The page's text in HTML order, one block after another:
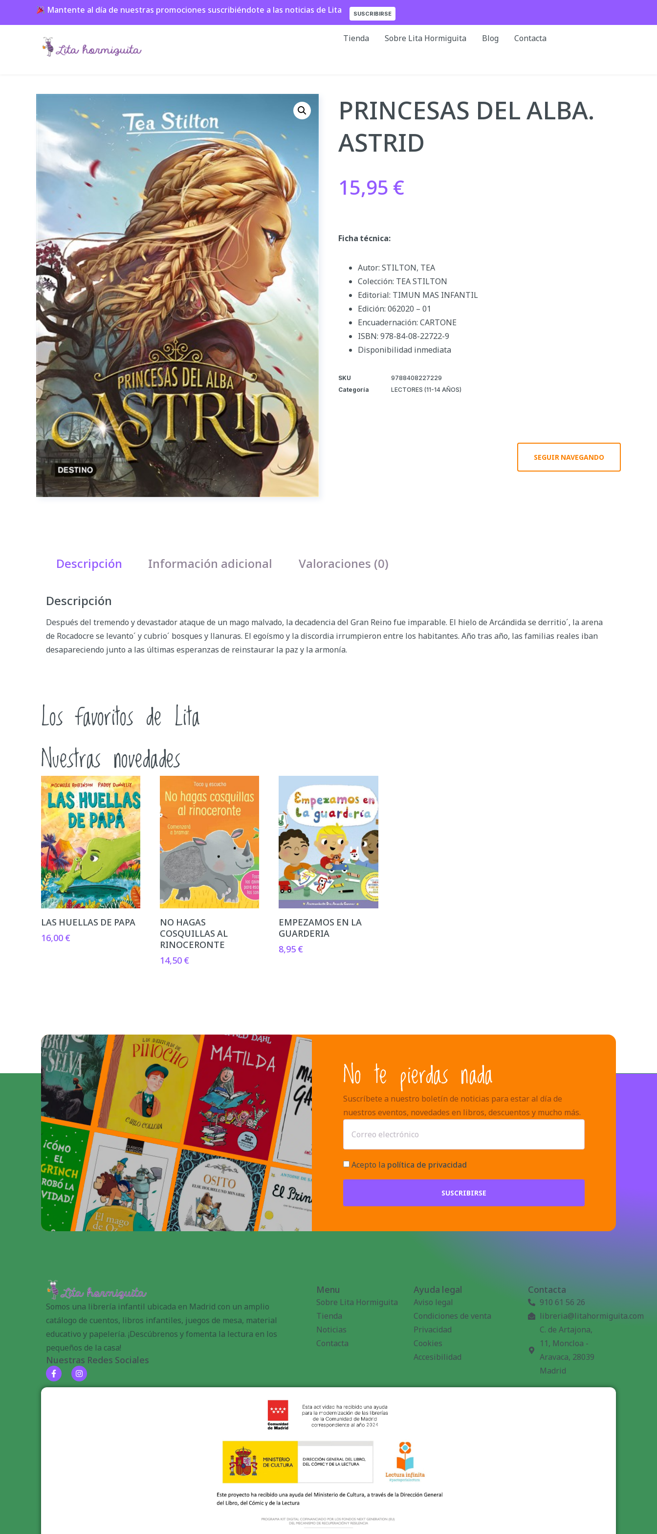
Mantente al día de nuestras promociones suscribiéndote a las noticias de Lita SUSCRIBIRSE
Tienda Sobre Lita Hormiguita Blog Contacta
PRINCESAS DEL ALBA.
ASTRID
15,95 €
Ficha técnica:
Autor: STILTON, TEA
Colección: TEA STILTON
Editorial: TIMUN MAS INFANTIL
Edición: 062020 – 01
Encuadernación: CARTONE
ISBN: 978-84-08-22722-9
Disponibilidad inmediata
SKU
9788408227229
Categoría
LECTORES (11-14 AÑOS)
SEGUIR NAVEGANDO
Descripción Información adicional Valoraciones (0)
Descripción
Después del tremendo y devastador ataque de un mago malvado, la decadencia del Gran Reino fue imparable. El hielo de Arcándida se derritio´, la arena
de Rocadocre se levanto´ y cubrio´ bosques y llanuras. El egoísmo y la discordia irrumpieron entre los habitantes. Año tras año, las familias reales iban
desapareciendo junto a las últimas esperanzas de reinstaurar la paz y la armonía.
Los favoritos de Lita
Nuestras novedades
LAS HUELLAS DE PAPA
16,00 €
NO HAGAS
COSQUILLAS AL
RINOCERONTE
14,50 €
EMPEZAMOS EN LA
GUARDERIA
8,95 €
No te pierdas nada
Suscríbete a nuestro boletín de noticias para estar al día de
nuestros eventos, novedades en libros, descuentos y mucho más.
Acepto la política de privacidad
SUSCRIBIRSE
Somos una librería infantil ubicada en Madrid con un amplio
catálogo de cuentos, libros infantiles, juegos de mesa, material
educativo y papelería. ¡Descúbrenos y fomenta la lectura en los
pequeños de la casa!
Nuestras Redes Sociales
Menu
Sobre Lita Hormiguita
Tienda
Noticias
Contacta
Ayuda legal
Aviso legal
Condiciones de venta
Privacidad
Cookies
Accesibilidad
Contacta
910 61 56 26
libreria@litahormiguita.com
C. de Artajona,
11, Moncloa -
Aravaca, 28039
Madrid